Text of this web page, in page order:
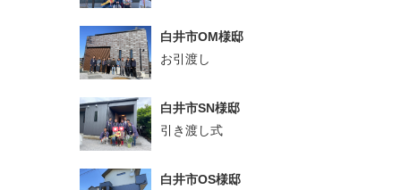
白井市OM様邸
お引渡し
白井市SN様邸
引き渡し式
白井市OS様邸